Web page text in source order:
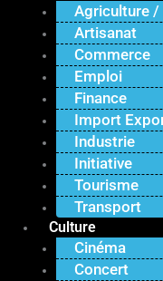
Agriculture /
Artisanat
Commerce
Emploi
Finance
Import
Industrie
Initiative
Tourisme
Transport
Culture
Cinéma
Concert